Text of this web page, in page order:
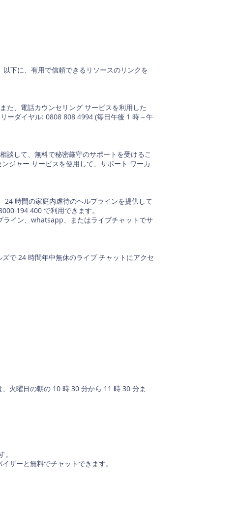
下に、有用で信頼できるリソースのリンクを
た、電話カウンセリング サービスを利用した
ーダイヤル: 0808 808 4994 (毎日午後 1 時～午
談して、無料で秘密厳守のサポートを受けるこ
ジャー サービスを使用して、サポート ワーカ
時間の家庭内虐待のヘルプラインを提供して
194 400 で利用できます。
ライン、whatsapp、またはライブチャットでサ
で 24 時間年中無休のライブ チャットにアクセ
火曜日の朝の 10 時 30 分から 11 時 30 分ま
ザーと無料でチャットできます。